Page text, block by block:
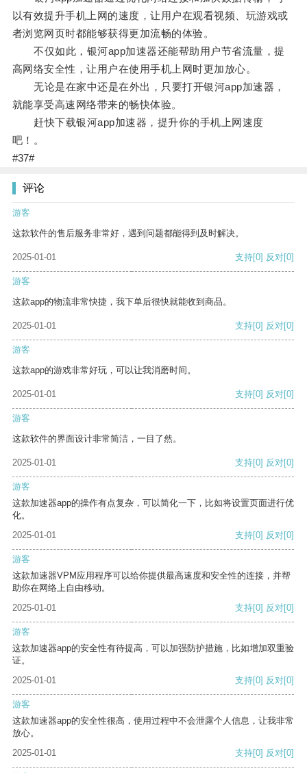
以有效提升手机上网的速度，让用户在观看视频、玩游戏或
者浏览网页时都能够获得更加流畅的体验。
不仅如此，银河app加速器还能帮助用户节省流量，提
高网络安全性，让用户在使用手机上网时更加放心。
无论是在家中还是在外出，只要打开银河app加速器，
就能享受高速网络带来的畅快体验。
赶快下载银河app加速器，提升你的手机上网速度
吧！。
#37#
评论
游客
这款软件的售后服务非常好，遇到问题都能得到及时解决。
2025-01-01 支持[0] 反对[0]
游客
这款app的物流非常快捷，我下单后很快就能收到商品。
2025-01-01 支持[0] 反对[0]
游客
这款app的游戏非常好玩，可以让我消磨时间。
2025-01-01 支持[0] 反对[0]
游客
这款软件的界面设计非常简洁，一目了然。
2025-01-01 支持[0] 反对[0]
游客
这款加速器app的操作有点复杂，可以简化一下，比如将设置页面进行优
化。
2025-01-01
支持[0] 反对[0]
游客
这款加速器VPM应用程序可以给你提供最高速度和安全性的连接，并帮
助你在网络上自由移动。
2025-01-01
支持[0] 反对[0]
游客
这款加速器app的安全性有待提高，可以加强防护措施，比如增加双重验
证。
2025-01-01
支持[0] 反对[0]
游客
这款加速器app的安全性很高，使用过程中不会泄露个人信息，让我非常
放心。
2025-01-01
支持[0] 反对[0]